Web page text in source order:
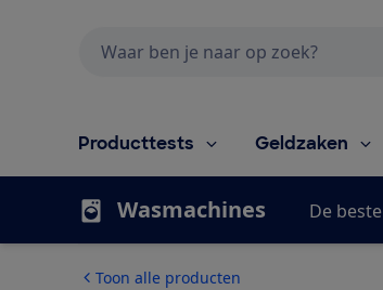
Producttests Geldzaken
Wasmachines De beste
Toon alle producten